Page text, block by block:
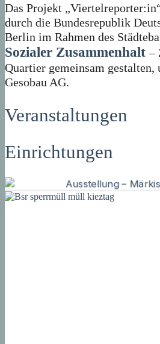
Das Projekt
durch die Bundesrepublik
Berlin im Rahmen des
Sozialer Zusammenhalt –
Quartier gemeinsam
Gesobau AG.
Veranstaltungen
Einrichtungen